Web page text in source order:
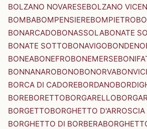
BOLZANO NOVARESEBOLZANO
BOMBABOMPENSIEREBOMPIETRO
BONARCADOBONASSOLABONATE
BONATE SOTTOBONAVIGOBONDENO
BONEABONEFROBONEMERSE
BONNANAROBONOBONORVA
BORCA DI CADOREBORDANO
BOREBORETTOBORGARELLO
BORGETTOBORGHETTO D'ARROSCIA
BORGHETTO DI BORBERA